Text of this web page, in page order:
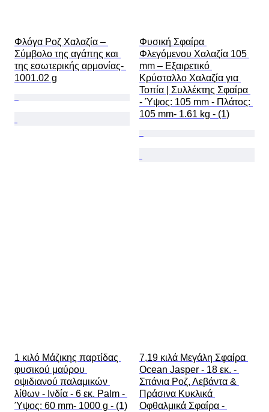
Φλόγα Ροζ Χαλαζία –
Σύμβολο της αγάπης και
της εσωτερικής αρμονίας-
1001.02 g
Φυσική Σφαίρα
Φλεγόμενου Χαλαζία 105
mm – Εξαιρετικό
Κρύσταλλο Χαλαζία για
Τοπία | Συλλέκτης Σφαίρα
- Ύψος: 105 mm - Πλάτος:
105 mm- 1.61 kg - (1)
1 κιλό Μάζικης παρτίδας
φυσικού μαύρου
οψιδιανού παλαμικών
λίθων - Ινδία - 6 εκ. Palm -
Ύψος: 60 mm- 1000 g - (1)
7,19 κιλά Μεγάλη Σφαίρα
Ocean Jasper - 18 εκ. -
Σπάνια Ροζ, Λεβάντα &
Πράσινα Κυκλικά
Οφθαλμικά Σφαίρα -